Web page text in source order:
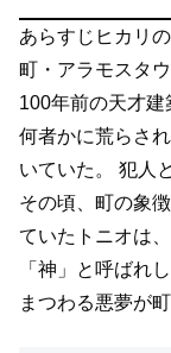
あらすじ ヒカリ
町・アラモスタ
100年前の天才
何者かに荒らさ
いていた。 犯人
その頃、町の象
ていたトニオは
「神」と呼ばれ
まつわる悪夢が